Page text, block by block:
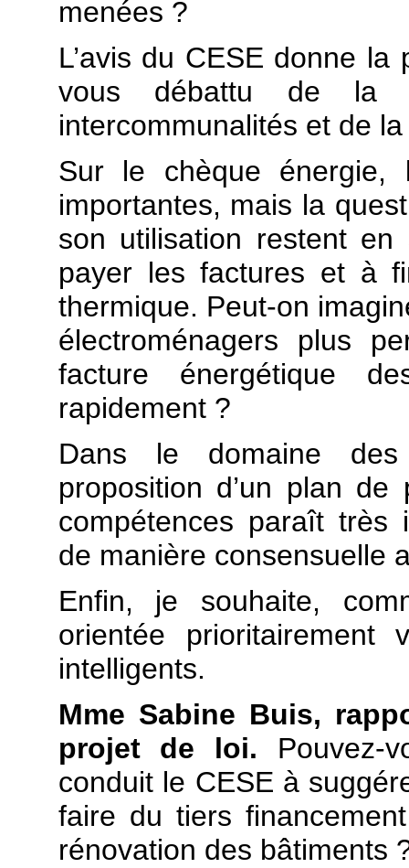
menées ?
L’avis du CESE donne
vous débattu de la
intercommunalités et de
Sur le chèque énergie,
importantes, mais la
son utilisation restent en
payer les factures et à
thermique. Peut-on
électroménagers plus
facture énergétique
rapidement ?
Dans le domaine des
proposition d’un plan de
compétences paraît très
de manière consensuelle
Enfin, je souhaite,
orientée
intelligents.
Mme Sabine Buis,
projet de loi. Pouvez-
conduit le CESE à
faire du tiers
rénovation des bâtiments